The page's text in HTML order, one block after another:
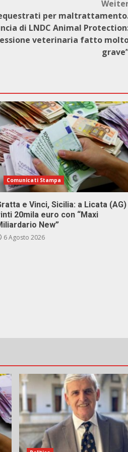
per
di LNDC Animal
veterinaria fatto
Comunicati Stampa
e Vinci, Sicilia: a Licata (AG)
20mila euro con “Maxi
New”
6 Agosto 2026